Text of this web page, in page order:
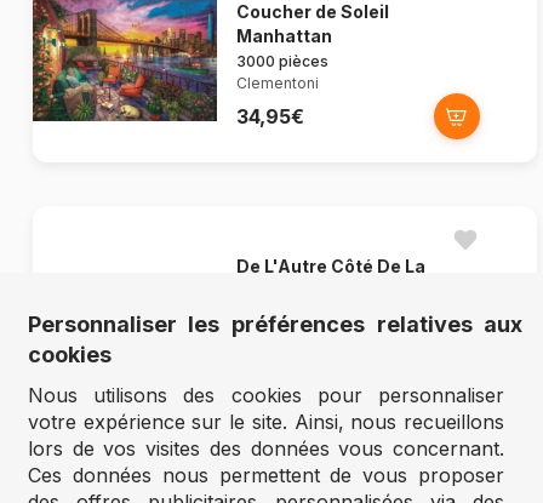
Coucher de Soleil
Manhattan
3000 pièces
Clementoni
34,95€
De L'Autre Côté De La
1000 pièces
Clementoni
Personnaliser les préférences relatives aux
cookies
Nous utilisons des cookies pour personnaliser
votre expérience sur le site. Ainsi, nous recueillons
lors de vos visites des données vous concernant.
Ces données nous permettent de vous proposer